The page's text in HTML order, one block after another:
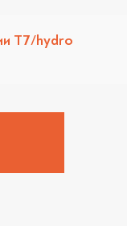
T7/hydro